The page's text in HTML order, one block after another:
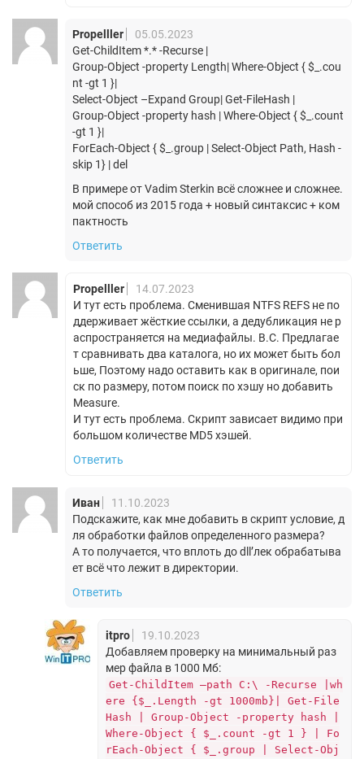
Propelller
05.05.2023
Get-ChildItem *.* -Recurse |
Group-Object -property Length| Where-Object { $_.cou
nt -gt 1 }|
Select-Object –Expand Group| Get-FileHash |
Group-Object -property hash | Where-Object { $_.count
-gt 1 }|
ForEach-Object { $_.group | Select-Object Path, Hash -
skip 1} | del
В примере от Vadim Sterkin всё сложнее и сложнее.
мой способ из 2015 года + новый синтаксис + ком
пактность
Ответить
Propelller
14.07.2023
И тут есть проблема. Сменившая NTFS REFS не по
ддерживает жёсткие ссылки, а дедубликация не р
аспространяется на медиафайлы. В.С. Предлагае
т сравнивать два каталога, но их может быть бол
ьше, Поэтому надо оставить как в оригинале, пои
ск по размеру, потом поиск по хэшу но добавить
Measure.
И тут есть проблема. Скрипт зависает видимо при
большом количестве MD5 хэшей.
Ответить
Иван
11.10.2023
Подскажите, как мне добавить в скрипт условие, д
ля обработки файлов определенного размера?
А то получается, что вплоть до dll’лек обрабатыва
ет всё что лежит в директории.
Ответить
itpro
19.10.2023
Добавляем проверку на минимальный раз
мер файла в 1000 Мб:
Get-ChildItem –path C:\ -Recurse |wh
ere {$_.Length -gt 1000mb}| Get-File
Hash | Group-Object -property hash |
Where-Object { $_.count -gt 1 } | Fo
rEach-Object { $_.group | Select-Obj